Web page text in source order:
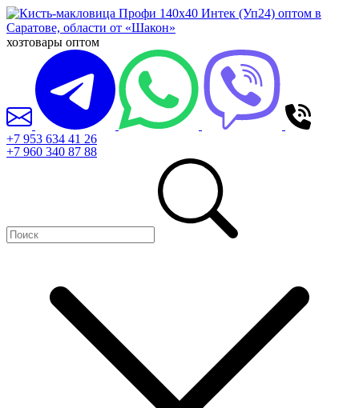
хозтовары оптом
+7 953 634 41 26
+7 960 340 87 88